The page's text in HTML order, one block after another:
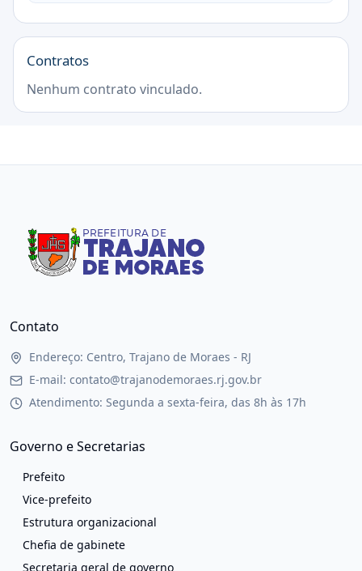
Contratos
Nenhum contrato vinculado.
Contato
Endereço: Centro, Trajano de Moraes - RJ
E-mail: contato@trajanodemoraes.rj.gov.br
Atendimento: Segunda a sexta-feira, das 8h às 17h
Governo e Secretarias
Prefeito
Vice-prefeito
Estrutura organizacional
Chefia de gabinete
Secretaria geral de governo